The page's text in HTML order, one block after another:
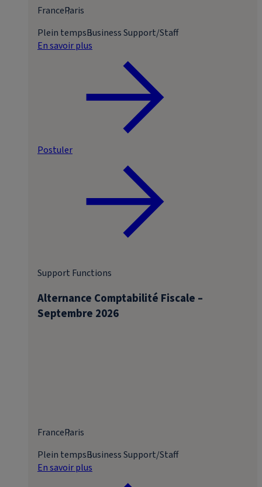
FranceParis
Plein tempsBusiness Support/Staff
En savoir plus
Postuler
Alternance Comptabilité Fiscale –
Septembre 2026
Support Functions
FranceParis
Plein tempsBusiness Support/Staff
En savoir plus